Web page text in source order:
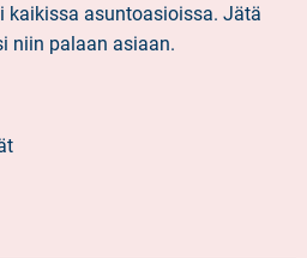
kaikissa asuntoasioissa. Jätä
niin palaan asiaan.